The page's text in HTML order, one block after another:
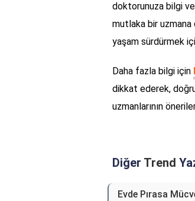
doktorunuza bilgi
mutlaka bir uzmana
yaşam sürdürmek
Daha fazla bilgi için
dikkat ederek,
uzmanlarının
Diğer Trend
Evde Pırasa